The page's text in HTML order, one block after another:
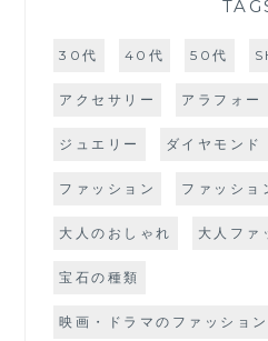
30代 40代 50代
アクセサリー アラフォー
ジュエリー ダイヤモンド
ファッション ファッショ
大人のおしゃれ 大人ファ
宝石の種類
映画・ドラマのファッショ